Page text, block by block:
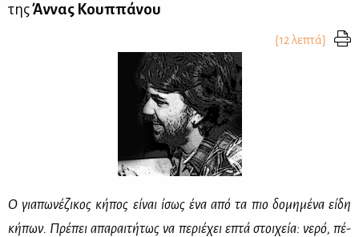
τηςΆννας Κουππάνου
{12 λεπτά}
Ο για­πω­νέ­ζι­κος κή­πος εί­ναι ίσως ένα από τα πιο δο­μη­μέ­να εί­δη
κή­πων. Πρέ­πει απα­ραι­τή­τως να πε­ριέ­χει επτά στοι­χεία: νε­ρό, πέ­